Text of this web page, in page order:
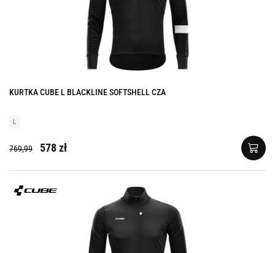
KURTKA CUBE L BLACKLINE SOFTSHELL CZA
L
769,99 578 zł